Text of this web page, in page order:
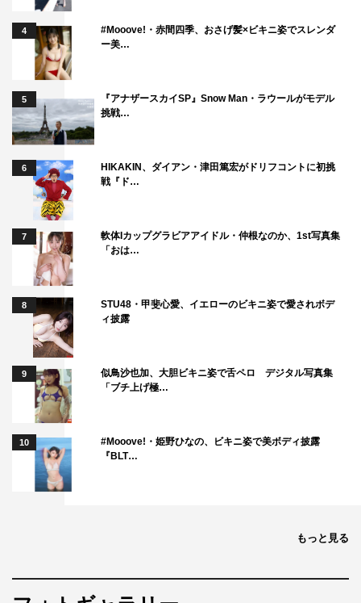
4
#Mooove!・赤間四季、おさげ髪×ビキニ姿でスレンダ
ー美…
5
『アナザースカイSP』Snow Man・ラウールがモデル
挑戦…
6
HIKAKIN、ダイアン・津田篤宏がドリフコントに初挑
戦『ド…
7
軟体Iカップグラビアアイドル・仲根なのか、1st写真集
「おは…
8
STU48・甲斐心愛、イエローのビキニ姿で愛されボデ
ィ披露
9
似鳥沙也加、大胆ビキニ姿で舌ペロ デジタル写真集
「ブチ上げ極…
10
#Mooove!・姫野ひなの、ビキニ姿で美ボディ披露
『BLT…
もっと見る